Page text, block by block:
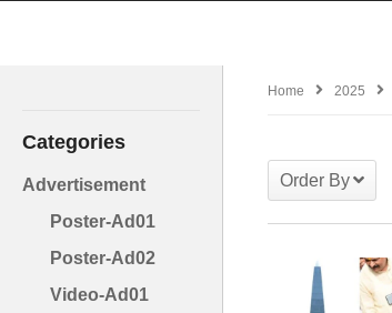
Categories
Advertisement
Poster-Ad01
Poster-Ad02
Video-Ad01
Home 2025
Order By